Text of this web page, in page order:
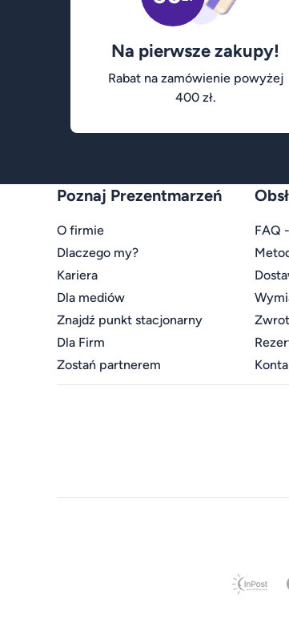
Na pierwsze zakupy!
Rabat na zamówienie powyżej
400 zł.
Poznaj Prezentmarzeń
O firmie
Dlaczego my?
Kariera
Dla mediów
Znajdź punkt stacjonarny
Dla Firm
Zostań partnerem
FAQ
Zwrot